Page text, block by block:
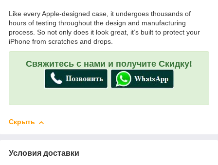
Like every Apple-designed case, it undergoes thousands of
hours of testing throughout the design and manufacturing
process. So not only does it look great, it’s built to protect your
iPhone from scratches and drops.
Свяжитесь с нами и получите Скидку!
Скрыть
Условия доставки